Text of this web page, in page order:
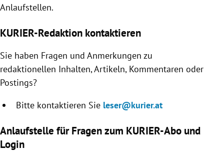
Untermenü
Untermenü
Untermenü
Untermenü
Untermenü
Untermenü
Anlaufstellen.
KURIER-Redaktion kontaktieren
Sie haben Fragen und Anmerkungen zu
redaktionellen Inhalten, Artikeln, Kommentaren oder
Postings?
Bitte kontaktieren Sie leser@kurier.at
Anlaufstelle für Fragen zum KURIER-Abo und
Login